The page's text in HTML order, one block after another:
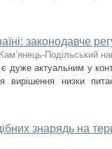
законодавче
Кам’янець-Подільський
є дуже актуальним у
вирішення низки
знарядь на